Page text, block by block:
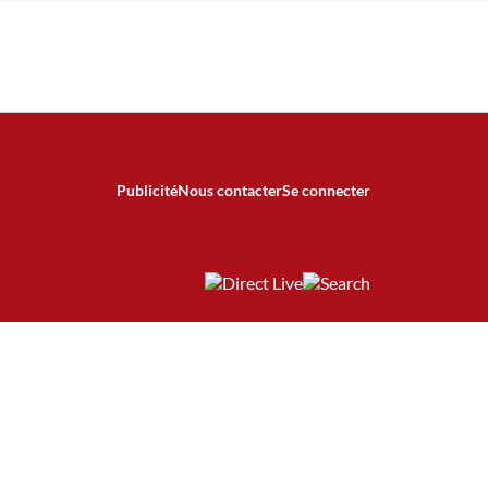
PublicitéNous contacterSe connecter